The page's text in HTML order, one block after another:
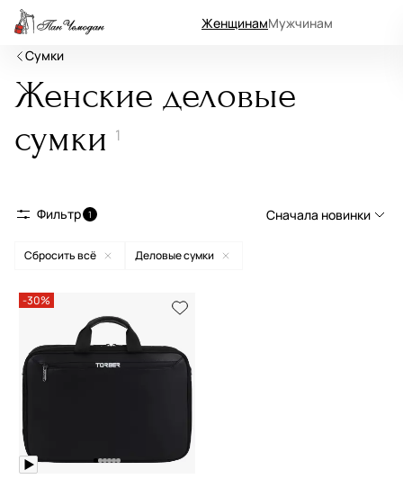
ЖенщинамМужчинам
Сумки
Женские деловые
сумки 1
Фильтр 1 Сначала новинки
Сбросить всё Деловые сумки
-30%